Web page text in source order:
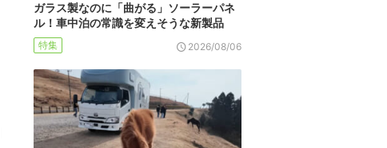
ガラス製なのに「曲がる」ソーラーパネ
ル！車中泊の常識を変えそうな新製品
特集 2026/08/06